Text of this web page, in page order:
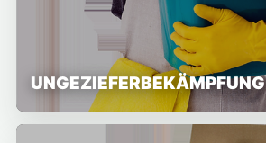
UNGEZIEFERBEKÄMPFUNG